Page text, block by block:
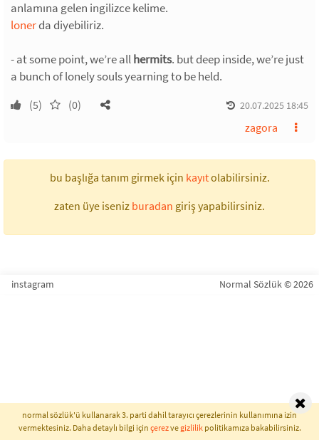
anlamına gelen ingilizce kelime.
lonerda diyebiliriz.
- at some point, we’re allhermits. but deep inside, we’re just
a bunch of lonely souls yearning to be held.
(5) (0) 20.07.2025 18:45
zagora
bu başlığa tanım girmek için kayıtolabilirsiniz.
zaten üye iseniz buradan giriş yapabilirsiniz.
instagram Normal Sözlük © 2026
normal sözlük'ü kullanarak 3. parti dahil tarayıcı çerezlerinin kullanımına izin
vermektesiniz. Daha detaylı bilgi için çerezvegizlilikpolitikamıza bakabilirsiniz.